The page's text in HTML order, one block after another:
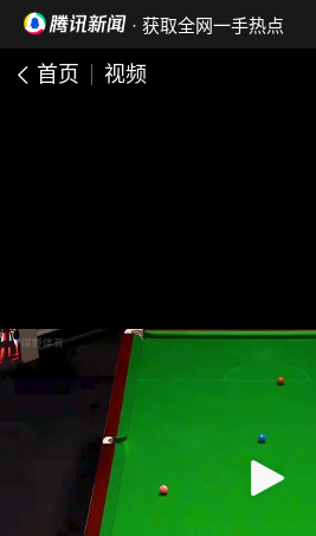
· 获取全网一手热点
首页 视频